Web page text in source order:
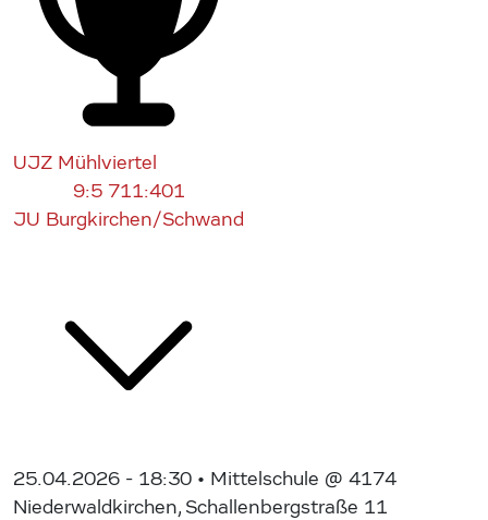
UJZ Mühlviertel
9:5 711:401
JU Burgkirchen/Schwand
25.04.2026 - 18:30 • Mittelschule @ 4174
Niederwaldkirchen, Schallenbergstraße 11